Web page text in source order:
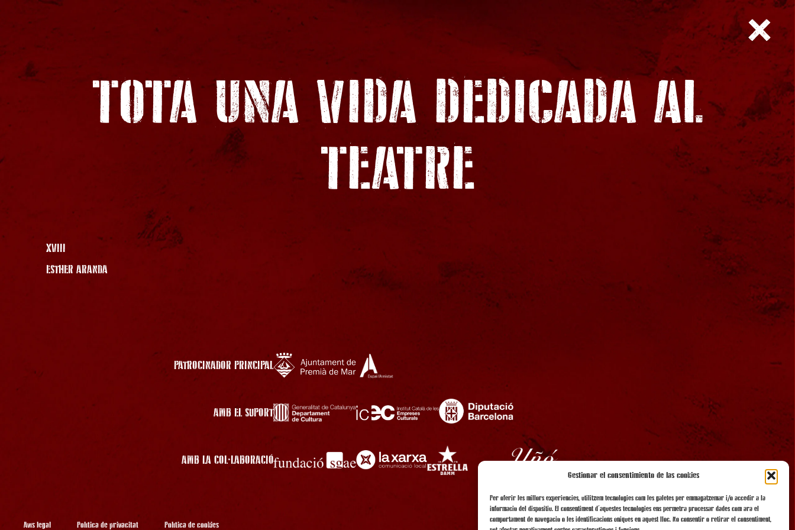
Gestionar el consentimiento de las cookies
Per oferir les millors experiències, utilitzem tecnologies com les galetes per emmagatzemar i/o accedir a la
informació del dispositiu. El consentiment d'aquestes tecnologies ens permetrà processar dades com ara el
comportament de navegació o les identificacions úniques en aquest lloc. No consentir o retirar el consentiment,
TOTA UNA VIDA DEDICADA AL
TEATRE
XVIII
ESTHER ARANDA
PATROCINADOR PRINCIPAL
AMB EL SUPORT
AMB LA COL·LABORACIÓ
Avís legal Política de privacitat Política de cookies